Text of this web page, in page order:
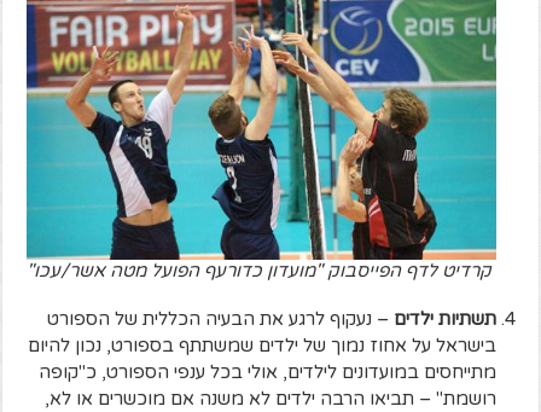
קרדיט לדף הפייסבוק "מועדון כדורעף הפועל מטה אשר/עכו"
תשתיות ילדים – נעקוף לרגע את הבעיה הכללית של הספורט
בישראל על אחוז נמוך של ילדים שמשתתף בספורט, נכון להיום
מתייחסים במועדונים לילדים, אולי בכל ענפי הספורט, כ"קופה
רושמת" – תביאו הרבה ילדים לא משנה אם מוכשרים או לא,